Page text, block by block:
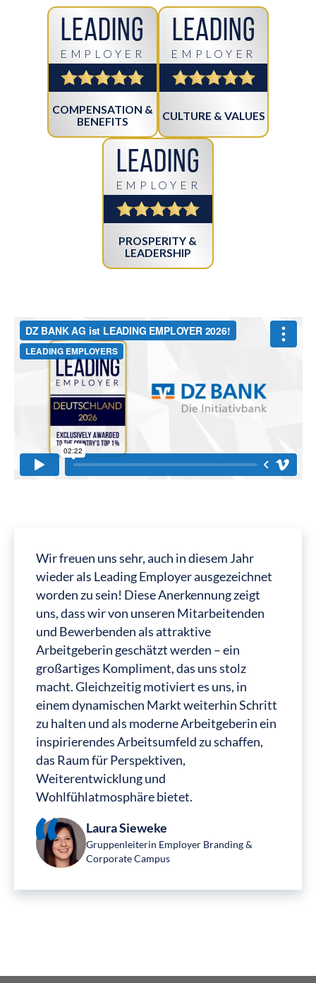
Leading
EMPLOYER
COMPENSATION &
BENEFITS
Leading
EMPLOYER
CULTURE & VALUES
Leading
EMPLOYER
PROSPERITY &
LEADERSHIP
Wir freuen uns sehr, auch in diesem Jahr
wieder als Leading Employer ausgezeichnet
worden zu sein! Diese Anerkennung zeigt
uns, dass wir von unseren Mitarbeitenden
und Bewerbenden als attraktive
Arbeitgeberin geschätzt werden – ein
großartiges Kompliment, das uns stolz
macht. Gleichzeitig motiviert es uns, in
einem dynamischen Markt weiterhin Schritt
zu halten und als moderne Arbeitgeberin ein
inspirierendes Arbeitsumfeld zu schaffen,
das Raum für Perspektiven,
Weiterentwicklung und
Wohlfühlatmosphäre bietet.
Laura Sieweke
Gruppenleiterin Employer Branding &
Corporate Campus